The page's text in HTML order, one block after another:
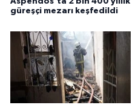
güreşçi mezarı keşfedildi